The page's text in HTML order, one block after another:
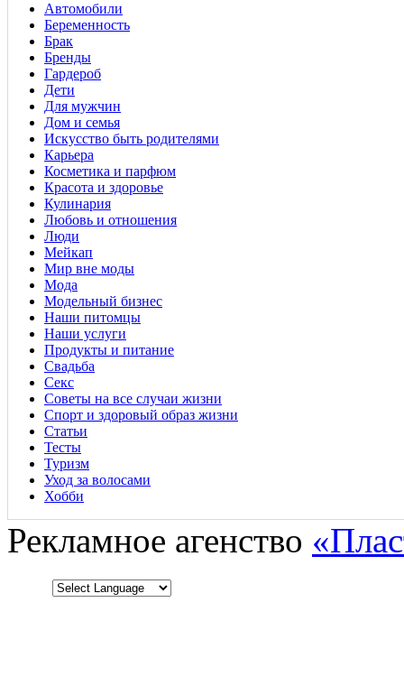
Автомобили
Беременность
Брак
Бренды
Гардероб
Дети
Для мужчин
Дом и семья
Искусство быть родителями
Карьера
Косметика и парфюм
Красота и здоровье
Кулинария
Любовь и отношения
Люди
Мейкап
Мир вне моды
Мода
Модельный бизнес
Наши питомцы
Наши услуги
Продукты и питание
Свадьба
Секс
Советы на все случаи жизни
Спорт и здоровый образ жизни
Статьи
Тесты
Туризм
Уход за волосами
Хобби
Рекламное агенство